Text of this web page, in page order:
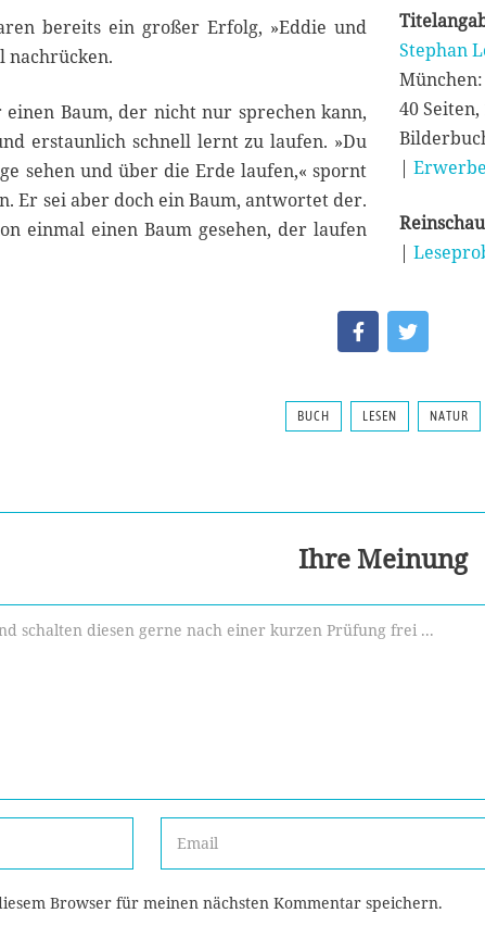
bereits ein großer Erfolg, »Eddie und
nachrücken.
Baum, der nicht nur sprechen kann,
erstaunlich schnell lernt zu laufen. »Du
sehen und über die Erde laufen,« spornt
Er sei aber doch ein Baum, antwortet der.
einmal einen Baum gesehen, der laufen
Stephan
40
|
|
BUCH LESEN NATUR
Ihre Meinung
Browser für meinen nächsten Kommentar speichern.